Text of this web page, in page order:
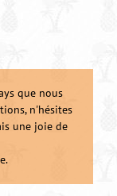
que nous
n'hésites
une joie de